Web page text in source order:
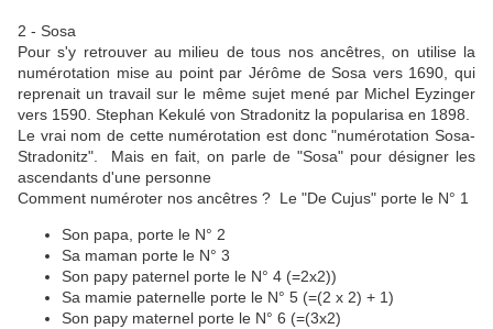
2 - Sosa
Pour s'y retrouver au milieu de tous nos ancêtres, on utilise la
numérotation mise au point par Jérôme de Sosa vers 1690, qui
reprenait un travail sur le même sujet mené par Michel Eyzinger
vers 1590. Stephan Kekulé von Stradonitz la popularisa en 1898.
Le vrai nom de cette numérotation est donc "numérotation Sosa-
Stradonitz". Mais en fait, on parle de "Sosa" pour désigner les
ascendants d'une personne
Comment numéroter nos ancêtres ? Le "De Cujus" porte le N° 1
Son papa, porte le N° 2
Sa maman porte le N° 3
Son papy paternel porte le N° 4 (=2x2))
Sa mamie paternelle porte le N° 5 (=(2 x 2) + 1)
Son papy maternel porte le N° 6 (=(3x2)